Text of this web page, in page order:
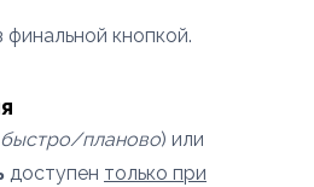
кнопкой.
быстро/планово) или
доступен только при